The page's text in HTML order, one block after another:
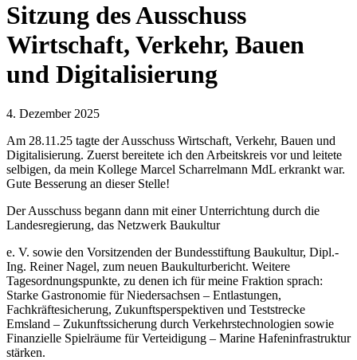
Sitzung des Ausschuss
Wirtschaft, Verkehr, Bauen
und Digitalisierung
4. Dezember 2025
Am 28.11.25 tagte der Ausschuss Wirtschaft, Verkehr, Bauen und
Digitalisierung. Zuerst bereitete ich den Arbeitskreis vor und leitete
selbigen, da mein Kollege Marcel Scharrelmann MdL erkrankt war.
Gute Besserung an dieser Stelle!
Der Ausschuss begann dann mit einer Unterrichtung durch die
Landesregierung, das Netzwerk Baukultur
e. V. sowie den Vorsitzenden der Bundesstiftung Baukultur, Dipl.-
Ing. Reiner Nagel, zum neuen Baukulturbericht. Weitere
Tagesordnungspunkte, zu denen ich für meine Fraktion sprach:
Starke Gastronomie für Niedersachsen – Entlastungen,
Fachkräftesicherung, Zukunftsperspektiven und Teststrecke
Emsland – Zukunftssicherung durch Verkehrstechnologien sowie
Finanzielle Spielräume für Verteidigung – Marine Hafeninfrastruktur
stärken.